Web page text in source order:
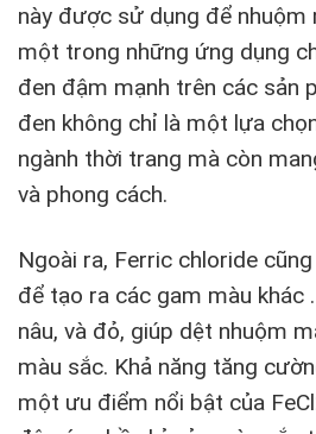
này được sử dụng để nhuộm
một trong những ứng dụng
đen đậm mạnh trên các sản
đen không chỉ là một lựa
ngành thời trang mà còn
và phong cách.
Ngoài ra, Ferric chloride
để tạo ra các gam màu khác
nâu, và đỏ, giúp dệt nhuộm
màu sắc. Khả năng tăng
một ưu điểm nổi bật của